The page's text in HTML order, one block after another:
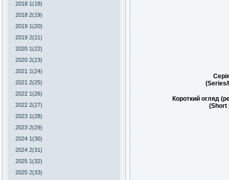
2018 1(18)
2018 2(19)
2019 1(20)
2019 2(21)
2020 1(22)
2020 2(23)
2021 1(24)
2021 2(25)
2022 1(26)
2022 2(27)
2023 1(28)
2023 2(29)
2024 1(30)
2024 2(31)
2025 1(32)
2025 2(33)
Короткий огляд
(Short